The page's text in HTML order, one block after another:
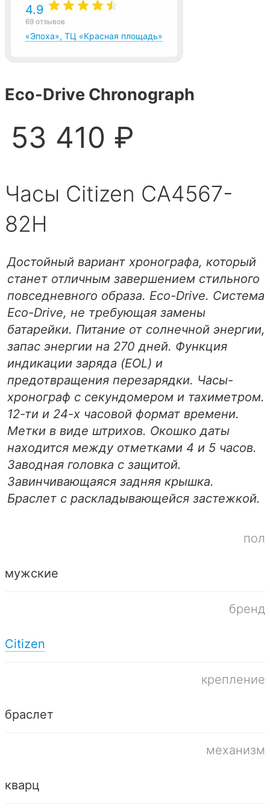
4.9
69 отзывов
«Эпоха», ТЦ «Красная площадь»
Eco-Drive Chronograph
53 410 ₽
Часы Citizen CA4567-
82H
Достойный вариант хронографа, который
станет отличным завершением стильного
повседневного образа. Eco-Drive. Система
Eco-Drive, не требующая замены
батарейки. Питание от солнечной энергии,
запас энергии на 270 дней. Функция
индикации заряда (EOL) и
предотвращения перезарядки. Часы-
хронограф с секундомером и тахиметром.
12-ти и 24-х часовой формат времени.
Метки в виде штрихов. Окошко даты
находится между отметками 4 и 5 часов.
Заводная головка с защитой.
Завинчивающаяся задняя крышка.
Браслет с раскладывающейся застежкой.
пол
мужские
бренд
Citizen
крепление
браслет
механизм
кварц